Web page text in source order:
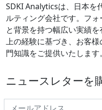
SDKI Analyticsは、日本を
ルティング会社です。フ
と背景を持つ幅広い実績
上の経験に基づき、お客
門知識をご提供いたします。
ニュースレターを